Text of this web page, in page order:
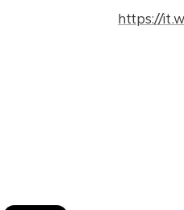
https://